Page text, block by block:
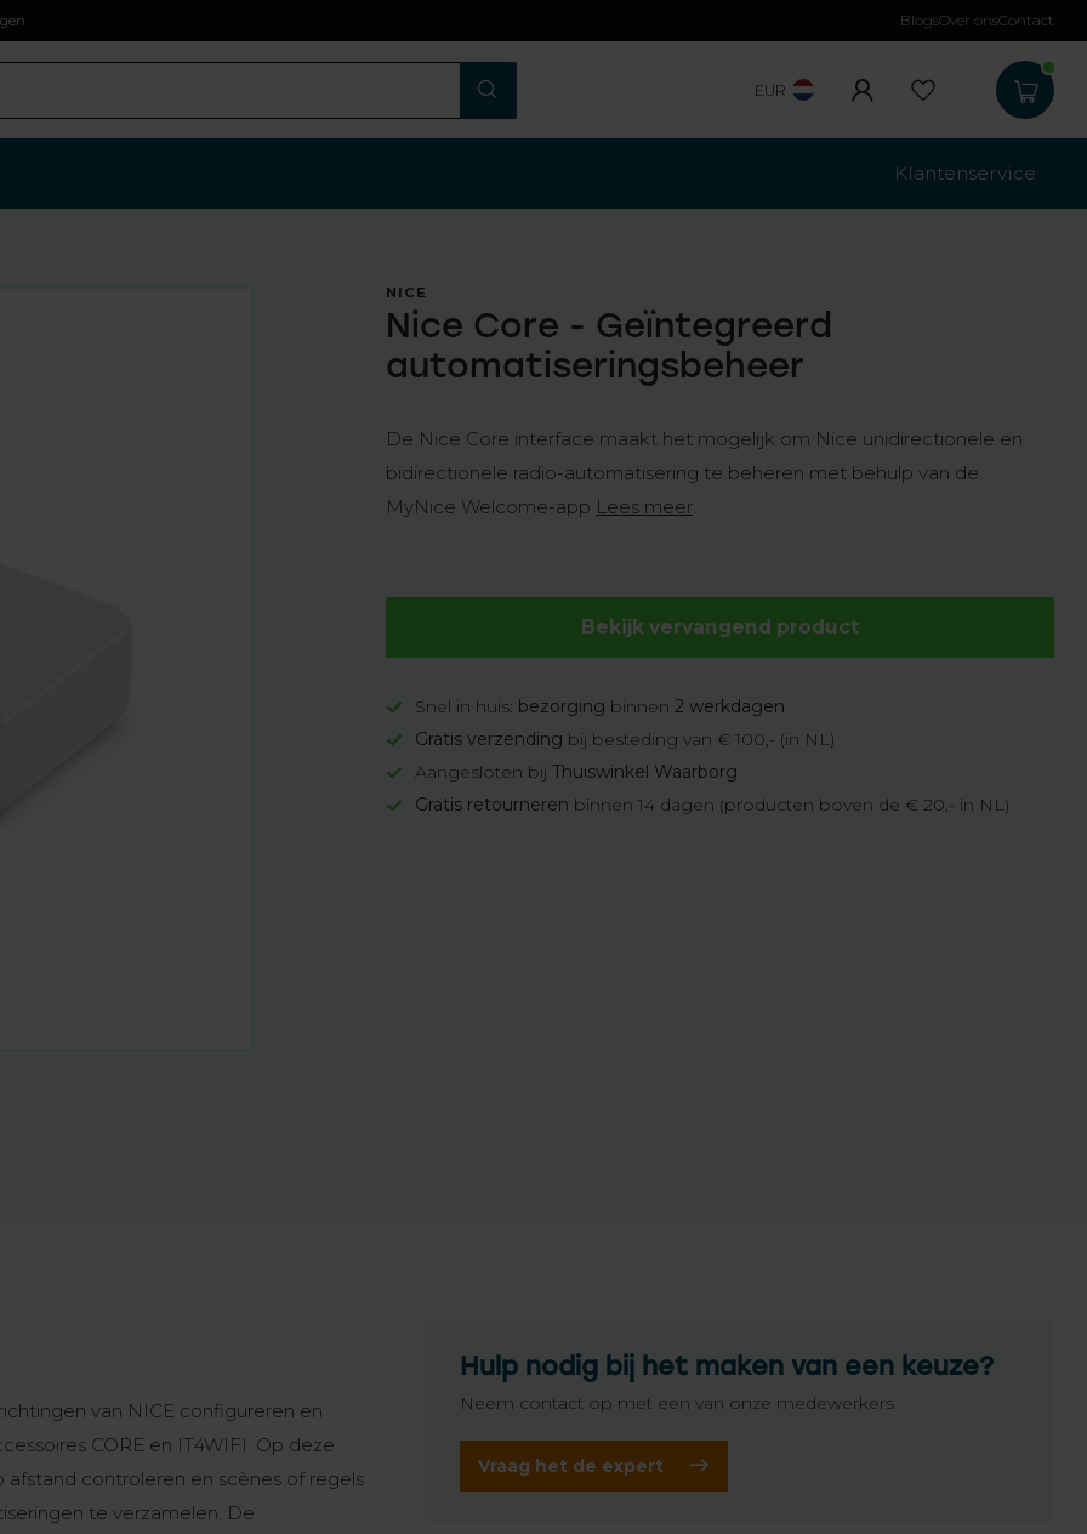
Gratis verzending
BlogsOver onsContact
EUR
Klantenservice
NICE
Nice Core - Geïntegreerd
automatiseringsbeheer
De Nice Core interface maakt het mogelijk om Nice unidirectionele en
bidirectionele radio-automatisering te beheren met behulp van de
MyNice Welcome-app Lees meer.
Bekijk vervangend product
Snel in huis: bezorging binnen2 werkdagen
Gratis verzending bij besteding van € 100,- (in NL)
Aangesloten bijThuiswinkel Waarborg
Gratis retourneren binnen 14 dagen (producten boven de € 20,- in NL)
van NICE configureren en
CORE en IT4WIFI. Op deze
controleren en scènes of regels
te verzamelen. De
Hulp nodig bij het maken van een keuze?
Neem contact op met een van onze medewerkers
Vraag het de expert